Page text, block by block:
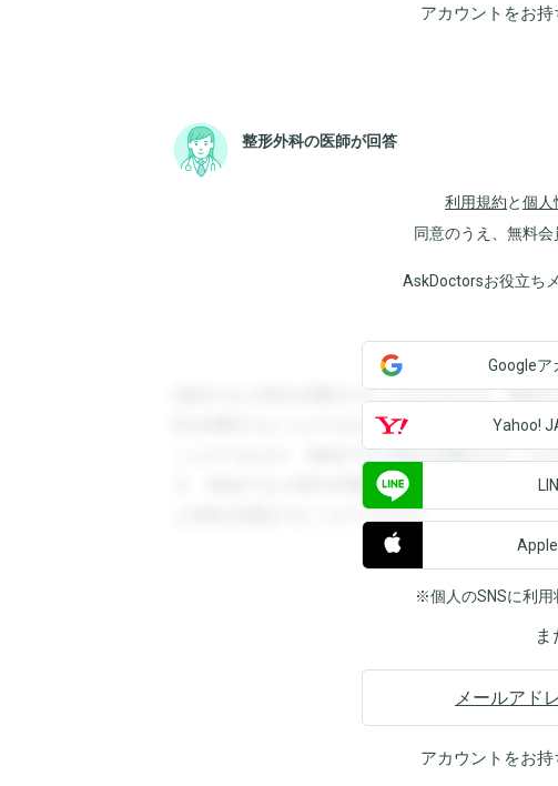
アカウントをお持
整形外科の医師が回答
利用規約と個人
同意のうえ、無料
AskDoctorsお役立ち
登録すると回答を閲覧することができます。登録
答を閲覧することができます。登録すると回答を
ことができます。登録すると回答を閲覧すること
す。登録すると回答を閲覧することができます。
と回答を閲覧することができます。
Googleア
Yahoo!
※個人のSNSに利用
ま
メールアド
アカウントをお持